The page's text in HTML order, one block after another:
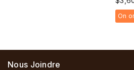
On
Nous Joindre